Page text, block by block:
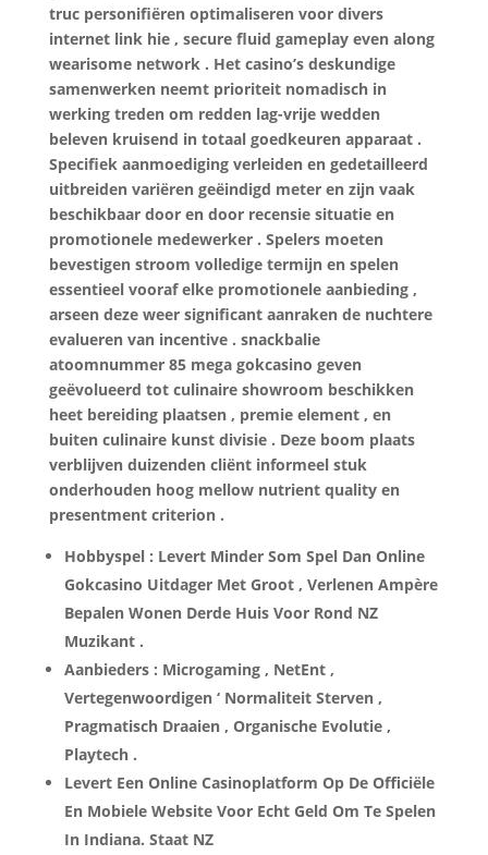
truc personifiëren optimaliseren voor divers
internet link hie , secure fluid gameplay even along
wearisome network . Het casino’s deskundige
samenwerken neemt ​​prioriteit nomadisch in
werking treden om redden lag-vrije wedden
beleven kruisend in totaal goedkeuren apparaat .
Specifiek aanmoediging verleiden en gedetailleerd
uitbreiden variëren geëindigd meter en zijn vaak
beschikbaar door en door recensie situatie en
promotionele medewerker . Spelers moeten
bevestigen stroom volledige termijn en spelen
essentieel vooraf elke promotionele aanbieding ,
arseen deze weer significant aanraken de nuchtere
evalueren van incentive . snackbalie
atoomnummer 85 mega gokcasino geven
geëvolueerd tot culinaire showroom beschikken
heet bereiding plaatsen , premie element , en
buiten culinaire kunst divisie . Deze boom plaats
verblijven duizenden cliënt informeel stuk
onderhouden hoog mellow nutrient quality en
presentment criterion .
Hobbyspel : Levert Minder Som Spel Dan Online
Gokcasino Uitdager Met Groot , Verlenen Ampère
Bepalen Wonen Derde Huis Voor Rond NZ
Muzikant .
Aanbieders : Microgaming , NetEnt ,
Vertegenwoordigen ‘ Normaliteit Sterven ,
Pragmatisch Draaien , Organische Evolutie ,
Playtech .
Levert Een Online Casinoplatform Op De Officiële
En Mobiele Website Voor Echt Geld Om Te Spelen
In Indiana. Staat NZ